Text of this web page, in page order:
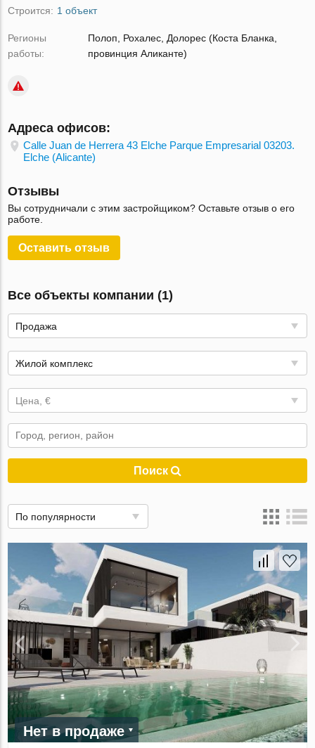
Строится: 1 объект
Регионы
работы:
Полоп, Рохалес, Долорес (Коста Бланка,
провинция Аликанте)
Адреса офисов:
Calle Juan de Herrera 43 Elche Parque Empresarial 03203.
Elche (Alicante)
Отзывы
Вы сотрудничали с этим застройщиком? Оставьте отзыв о его
работе.
Оставить отзыв
Все объекты компании (1)
Продажа
Жилой комплекс
Цена, €
Поиск
По популярности
Нет в продаже